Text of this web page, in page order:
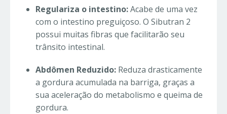
Regulariza o intestino:Acabe de uma vez
com o intestino preguiçoso. O Sibutran 2
possui muitas fibras que facilitarão seu
trânsito intestinal.
Abdômen Reduzido: Reduza drasticamente
a gordura acumulada na barriga, graças a
sua aceleração do metabolismo e queima de
gordura.